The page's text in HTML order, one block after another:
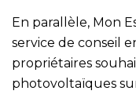
En parallèle, Mon
service de conseil
propriétaires
photovoltaïques